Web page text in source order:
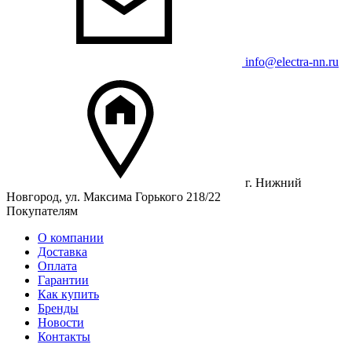
info@electra-nn.ru
г. Нижний
Новгород, ул. Максима Горького 218/22
Покупателям
О компании
Доставка
Оплата
Гарантии
Как купить
Бренды
Новости
Контакты